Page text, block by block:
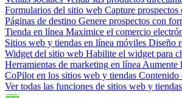
Formularios del sitio web Capture
Páginas de destino Genere prospectos con
Tienda en línea Maximice el comercio
Sitios web y tiendas en línea móviles Diseño
Widget del sitio web Habilite el widget para
Herramientas de marketing en línea Aumente
CoPilot en los sitios web y tiendas Contenido
Ver todas las funciones de sitios web y